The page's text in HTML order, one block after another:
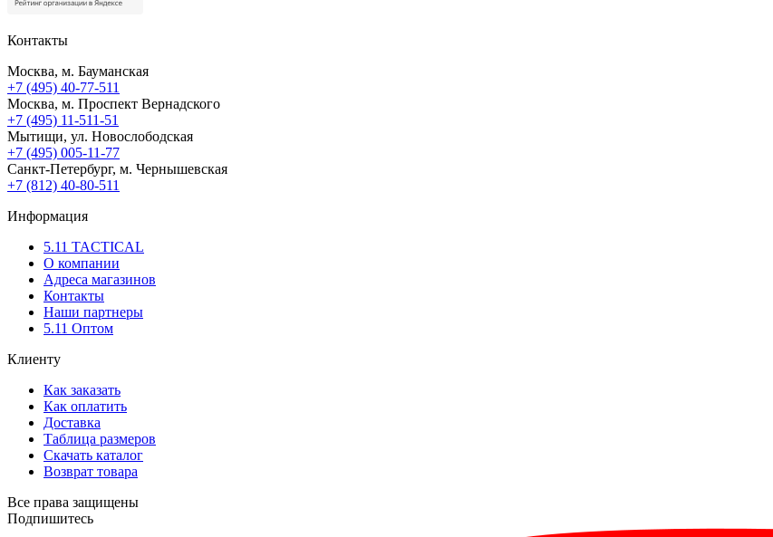
Контакты
Москва, м. Бауманская
+7 (495) 40-77-511
Москва, м. Проспект Вернадского
+7 (495) 11-511-51
Мытищи, ул. Новослободская
+7 (495) 005-11-77
Санкт-Петербург, м. Чернышевская
+7 (812) 40-80-511
Информация
5.11 TACTICAL
О компании
Адреса магазинов
Контакты
Наши партнеры
5.11 Оптом
Клиенту
Как заказать
Как оплатить
Доставка
Таблица размеров
Скачать каталог
Возврат товара
Все права защищены
Подпишитесь